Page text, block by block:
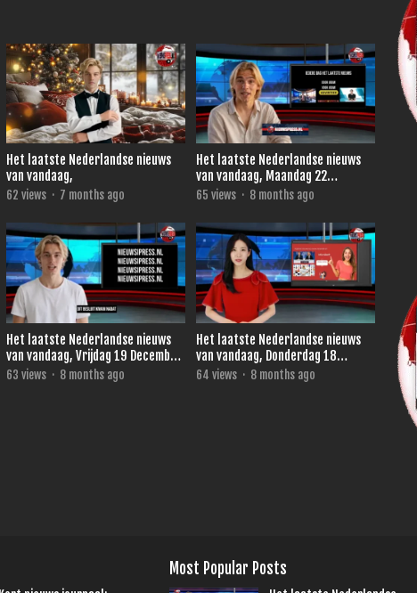
Het laatste Nederlandse nieuws
van vandaag,
62 views · 7 months ago
Het laatste Nederlandse nieuws
van vandaag, Maandag 22
December 2025.
65 views · 8 months ago
Het laatste Nederlandse nieuws
van vandaag, Vrijdag 19 December
2025.
63 views · 8 months ago
Het laatste Nederlandse nieuws
van vandaag, Donderdag 18
December 2025.
64 views · 8 months ago
Most Popular Posts